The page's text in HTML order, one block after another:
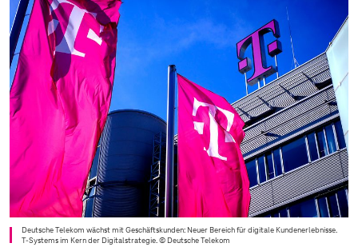
Deutsche Telekom wächst mit Geschäftskunden: Neuer Bereich für digitale Kundenerlebnisse.
T-Systemsim Kern der Digitalstrategie.© Deutsche Telekom